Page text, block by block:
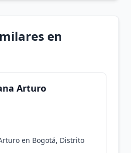
en
Arturo
en Bogotá, Distrito